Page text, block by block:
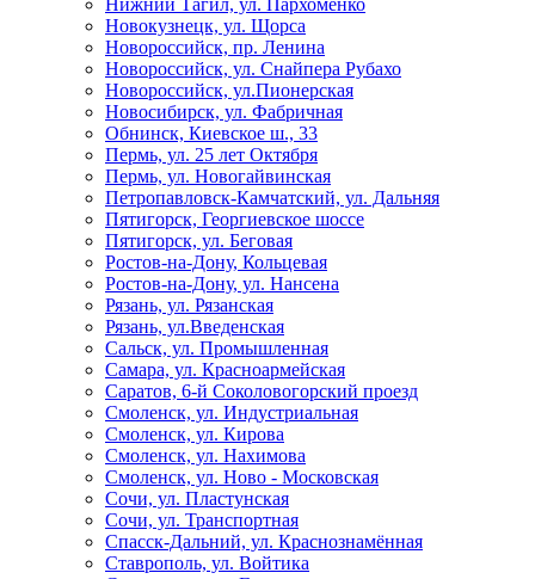
Нижний Тагил, ул. Пархоменко
Новокузнецк, ул. Щорса
Новороссийск, пр. Ленина
Новороссийск, ул. Снайпера Рубахо
Новороссийск, ул.Пионерская
Новосибирск, ул. Фабричная
Обнинск, Киевское ш., 33
Пермь, ул. 25 лет Октября
Пермь, ул. Новогайвинская
Петропавловск-Камчатский, ул. Дальняя
Пятигорск, Георгиевское шоссе
Пятигорск, ул. Беговая
Ростов-на-Дону, Кольцевая
Ростов-на-Дону, ул. Нансена
Рязань, ул. Рязанская
Рязань, ул.Введенская
Сальск, ул. Промышленная
Самара, ул. Красноармейская
Саратов, 6-й Соколовогорский проезд
Смоленск, ул. Индустриальная
Смоленск, ул. Кирова
Смоленск, ул. Нахимова
Смоленск, ул. Ново - Московская
Сочи, ул. Пластунская
Сочи, ул. Транспортная
Спасск-Дальний, ул. Краснознамённая
Ставрополь, ул. Войтика